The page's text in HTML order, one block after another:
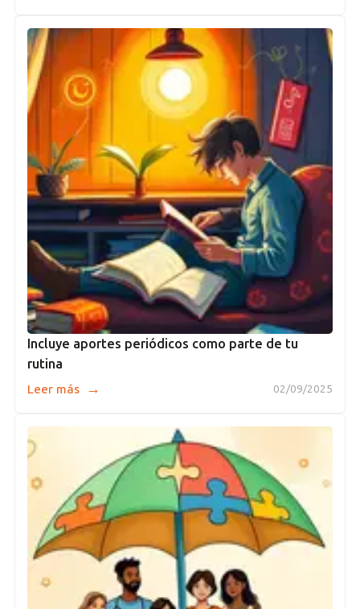
Incluye aportes periódicos como parte de tu
rutina
02/09/2025
Leer más →